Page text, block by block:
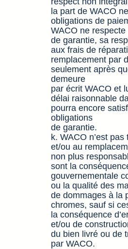
la part de WACO
obligations de
WACO ne
de garantie, sa
aux frais de
remplacement par
seulement après
demeure
par écrit WACO et
délai raisonnable
pourra encore
obligations
de garantie.
k. WACO n’est
et/ou au
non plus
sont la
gouvernementale
ou la qualité des
de dommages à la
chromes, sauf si
la conséquence
et/ou de
du bien livré ou de
par WACO.